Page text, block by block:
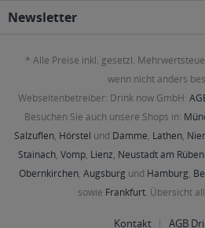
Newsletter
* Alle Preise inkl. gesetzl.
wenn nicht anders
Webseitenbetreiber: Drink now GmbH:
Besuchen Sie auch unsere Shops in:
Salzuflen, Hörstel und Damme, Lathen,
Stainach, Vomp, Lienz, Neustadt am
Obernkirchen, Augsburg und Hamburg,
sowie Frankfurt. Übersicht
Kontakt AGB